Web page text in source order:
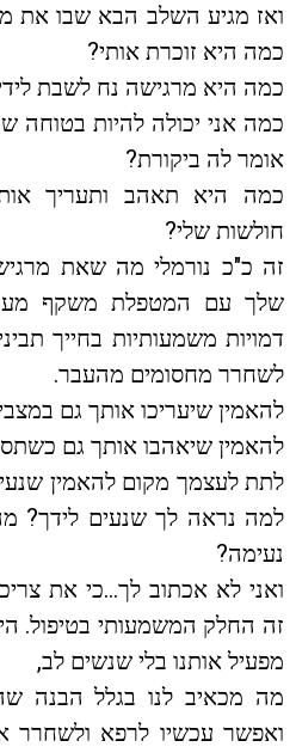
ואז מגיע השלב הבא שבו את
כמה היא זוכרת אותי?
כמה היא מרגישה נח לשבת
כמה אני יכולה להיות בטוחה
אומר לה ביקורת?
כמה היא תאהב ותעריך
חולשות שלי?
זה כ"כ נורמלי מה שאת
שלך עם המטפלת משקף
דמויות משמעותיות בחייך
לשחרר מחסומים מהעבר.
להאמין שיעריכו אותך גם
להאמין שיאהבו אותך גם
לתת לעצמך מקום להאמין
למה נראה לך שנעים לידך?
נעימה?
ואני לא אכתוב לך…כי את
זה החלק המשמעותי בטיפול.
מפעיל אותנו בלי שנשים לב,
מה מכאיב לנו בגלל הבנה
ואפשר עכשיו לרפא ולשחרר